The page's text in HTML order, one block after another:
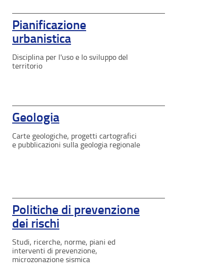
Pianificazione
urbanistica
Disciplina per l'uso e lo sviluppo del
territorio
Geologia
Carte geologiche, progetti cartografici
e pubblicazioni sulla geologia regionale
Politiche di prevenzione
dei rischi
Studi, ricerche, norme, piani ed
interventi di prevenzione,
microzonazione sismica